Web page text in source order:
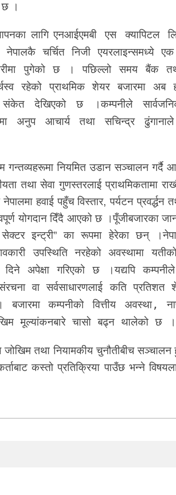
छ ।
लागिएनआईएमबी एस क्यापिटल
चर्चित निजी एयरलाइन्समध्ये एक
पुगेको छ । पछिल्लो समय बैंक
रहेको प्राथमिक शेयर बजारमा अब
देखिएको छ ।कम्पनीले
अनुप आचार्यतथासचिन्द्र ढुंगानाले
नियमित उडान सञ्चालन गर्दै
तथा सेवा गुणस्तरलाई प्राथमिकतामा
हवाई पहुँच विस्तार, पर्यटन प्रवर्द्धन
योगदान दिँदै आएको छ ।पूँजीबजारका
सेक्टर इन्ट्री” का रूपमा हेरेका छन् ।
उपस्थिति नरहेको अवस्थामा
अपेक्षा गरिएको छ ।यद्यपि
वा सर्वसाधारणलाई कति प्रतिशत
कम्पनीको वित्तीय अवस्था,
मूल्यांकनबारे चासो बढ्न थालेको छ ।
जोखिम तथा नियामकीय चुनौतीबीच
कस्तो प्रतिक्रिया पाउँछ भन्ने